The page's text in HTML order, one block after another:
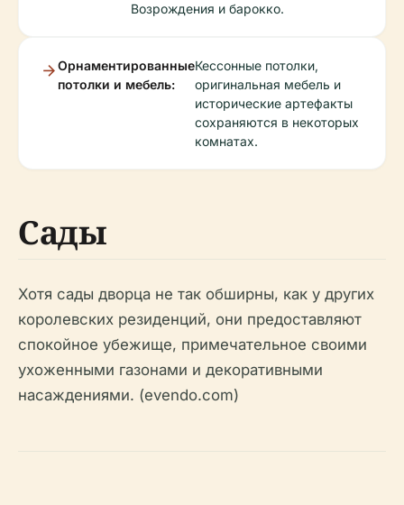
Возрождения и барокко.
Орнаментированные
потолки и мебель:
Кессонные потолки,
оригинальная мебель и
исторические артефакты
сохраняются в некоторых
комнатах.
Сады
Хотя сады дворца не так обширны, как у других
королевских резиденций, они предоставляют
спокойное убежище, примечательное своими
ухоженными газонами и декоративными
насаждениями. (evendo.com)